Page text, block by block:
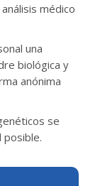
médico
una
biológica y
anónima
se
posible.